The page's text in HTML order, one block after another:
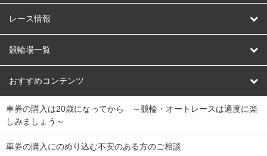
競輪
オートレース
競輪くじ
Dokanto!
チャリロトプラザ
レース情報
レース予想
レース結果
キャリーオーバー一覧
競輪場一覧
北日本 函館競輪場
関
東
弥彦競輪場 前橋競輪場 取手競輪場 宇都宮競輪場
おすすめコンテンツ
競輪選手情報
Perfecta Navi
車券の購入は20歳になってから ～競輪・オートレースは適度に楽
しみましょう～
車券の購入にのめり込む不安のある方のご相談